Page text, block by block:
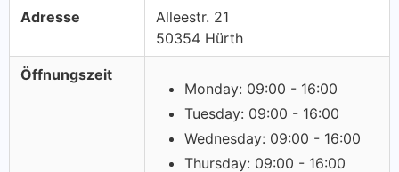
Adresse
Alleestr. 21
50354 Hürth
Öffnungszeit
Monday: 09:00 - 16:00
Tuesday: 09:00 - 16:00
Wednesday: 09:00 - 16:00
Thursday: 09:00 - 16:00